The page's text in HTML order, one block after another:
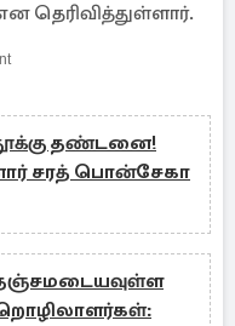
தெரிவித்துள்ளார்.
தண்டனை!
சரத் பொன்சேகா